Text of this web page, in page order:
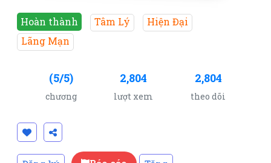
Hoàn thành Tâm Lý
Hiện Đại
Lãng Mạn
(5/5)
chương
2,804
lượt xem
2,804
theo dõi